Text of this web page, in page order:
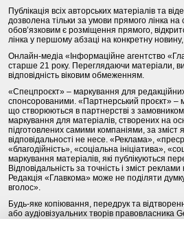
Публікація всіх авторських матеріалів та
дозволена тільки за умови прямого лінка
обов’язковим є розміщення прямого,
лінка у першому абзаці на конкретну
Онлайн-медіа «Інформаційне агентство
старше 21 року. Переглядаючи матеріали,
відповідність віковим обмеженням.
«Спецпроєкт» – маркування для редакційних
спонсорованими. «Партнерський проєкт» –
що створюються в партнерстві з
маркування для матеріалів, створених на
підготовлених самими компаніями, за зміст
відповідальності не несе. «Реклама»,
«благодійність», «соціальна ініціатива»,
маркування матеріалів, які публікуються
Відповідальність за точність і зміст
Редакція «Главкома» може не поділяти
вголос».
Будь-яке копіювання, передрук та
або аудіовізуальних творів правовласника